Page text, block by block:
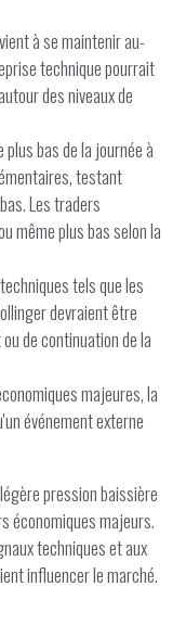
à se maintenir au-
technique pourrait
des niveaux de
bas de la journée à
testant
Les traders
même plus bas selon la
tels que les
devraient être
de continuation de la
majeures, la
événement externe
pression baissière
économiques majeurs.
techniques et aux
influencer le marché.